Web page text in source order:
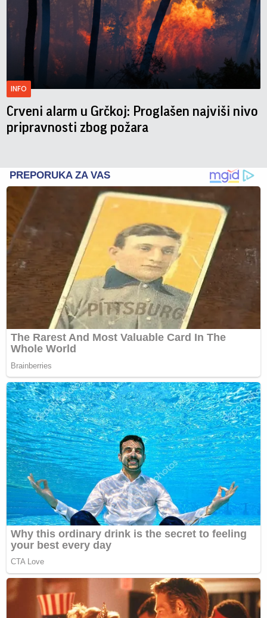
INFO
Crveni alarm u Grčkoj: Proglašen najviši nivo
pripravnosti zbog požara